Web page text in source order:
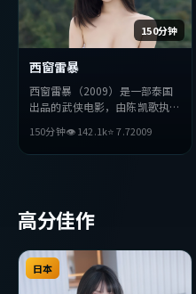
150分钟
西窗雷暴
西窗雷暴（2009）是一部泰国
出品的武侠电影，由陈凯歌执
等主演。影片在叙事与视听上力
求突破，探讨人性与抉择，节奏
150分钟👁142.1k⭐7.72009
高分佳作
日本